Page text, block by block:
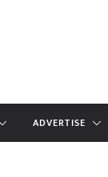
ADVERTISE